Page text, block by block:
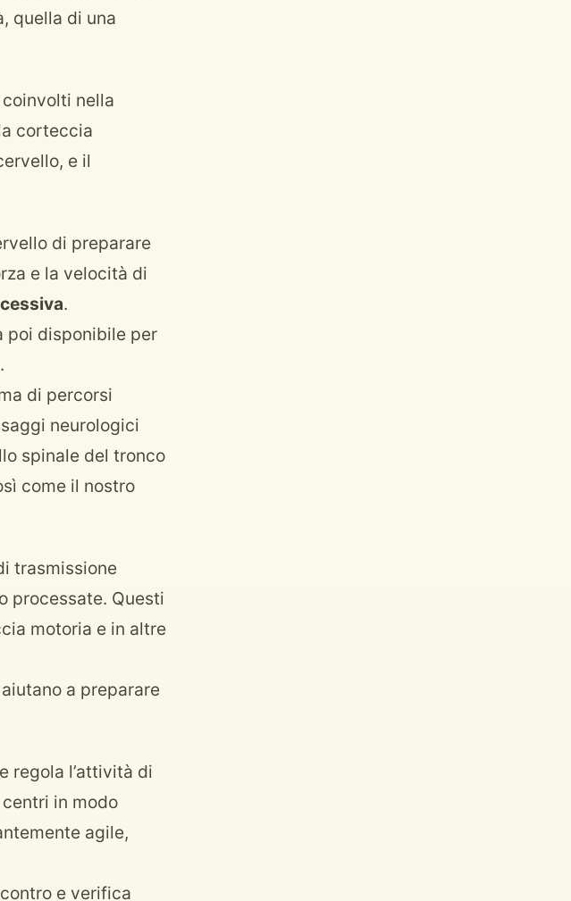
quella di una
nella
corteccia
e il
di preparare
e la velocità di
.
poi disponibile per
di percorsi
neurologici
spinale del tronco
come il nostro
trasmissione
processate. Questi
motoria e in altre
a preparare
regola l’attività di
in modo
agile,
e verifica